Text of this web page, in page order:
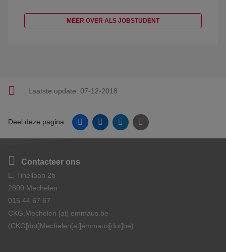
MEER OVER ALS JOBSTUDENT
Laatste update: 07-12-2018
Deel deze pagina FacebookLinkedinTwitter E-mail
Contacteer ons
E. Tinellaan 2b
2800 Mechelen
015 44 67 67
CKG.Mechelen [at] emmaus.be
(CKG[dot]Mechelen[at]emmaus[dot]be)